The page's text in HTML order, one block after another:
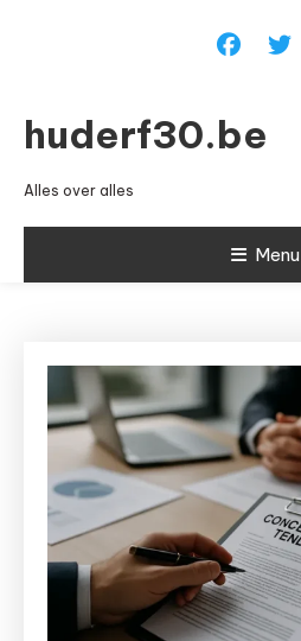
huderf30.be
Alles over alles
Menu